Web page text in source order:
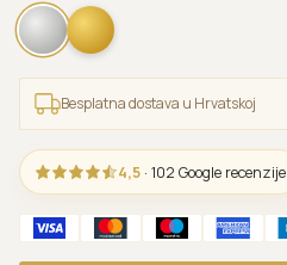
Besplatna dostava u Hrvatskoj
4,5 · 102 Google recenzije